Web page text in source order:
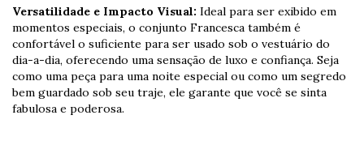
Versatilidade e Impacto Visual: Ideal para ser exibido em
momentos especiais, o conjunto Francesca também é
confortável o suficiente para ser usado sob o vestuário do
dia-a-dia, oferecendo uma sensação de luxo e confiança. Seja
como uma peça para uma noite especial ou como um segredo
bem guardado sob seu traje, ele garante que você se sinta
fabulosa e poderosa.